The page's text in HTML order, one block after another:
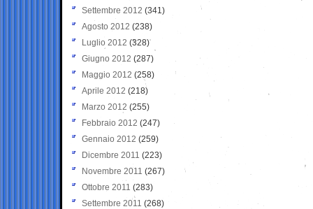
Settembre 2012 (341)
Agosto 2012 (238)
Luglio 2012 (328)
Giugno 2012 (287)
Maggio 2012 (258)
Aprile 2012 (218)
Marzo 2012 (255)
Febbraio 2012 (247)
Gennaio 2012 (259)
Dicembre 2011 (223)
Novembre 2011 (267)
Ottobre 2011 (283)
Settembre 2011 (268)